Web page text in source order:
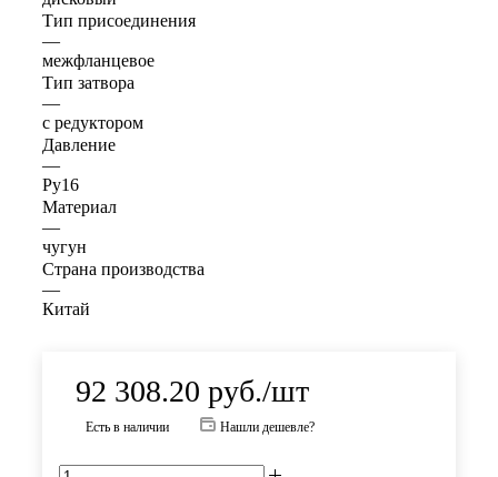
Тип присоединения
—
межфланцевое
Тип затвора
—
с редуктором
Давление
—
Ру16
Материал
—
чугун
Страна производства
—
Китай
92 308.20 руб./шт
Есть в наличии Нашли дешевле?